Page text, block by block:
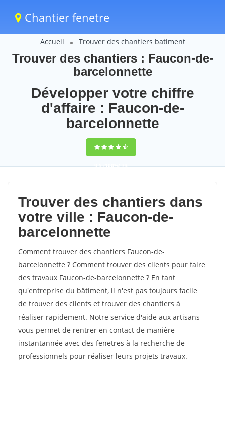
Chantier fenetre
Accueil Trouver des chantiers batiment
Trouver des chantiers : Faucon-de-
barcelonnette
Développer votre chiffre
d'affaire : Faucon-de-
barcelonnette
9,5(100%)73
votes
Trouver des chantiers dans
votre ville : Faucon-de-
barcelonnette
Comment trouver des chantiers Faucon-de-
barcelonnette ? Comment trouver des clients pour faire
des travaux Faucon-de-barcelonnette ? En tant
qu'entreprise du bâtiment, il n'est pas toujours facile
de trouver des clients et trouver des chantiers à
réaliser rapidement. Notre service d'aide aux artisans
vous permet de rentrer en contact de manière
instantannée avec des fenetres à la recherche de
professionnels pour réaliser leurs projets travaux.